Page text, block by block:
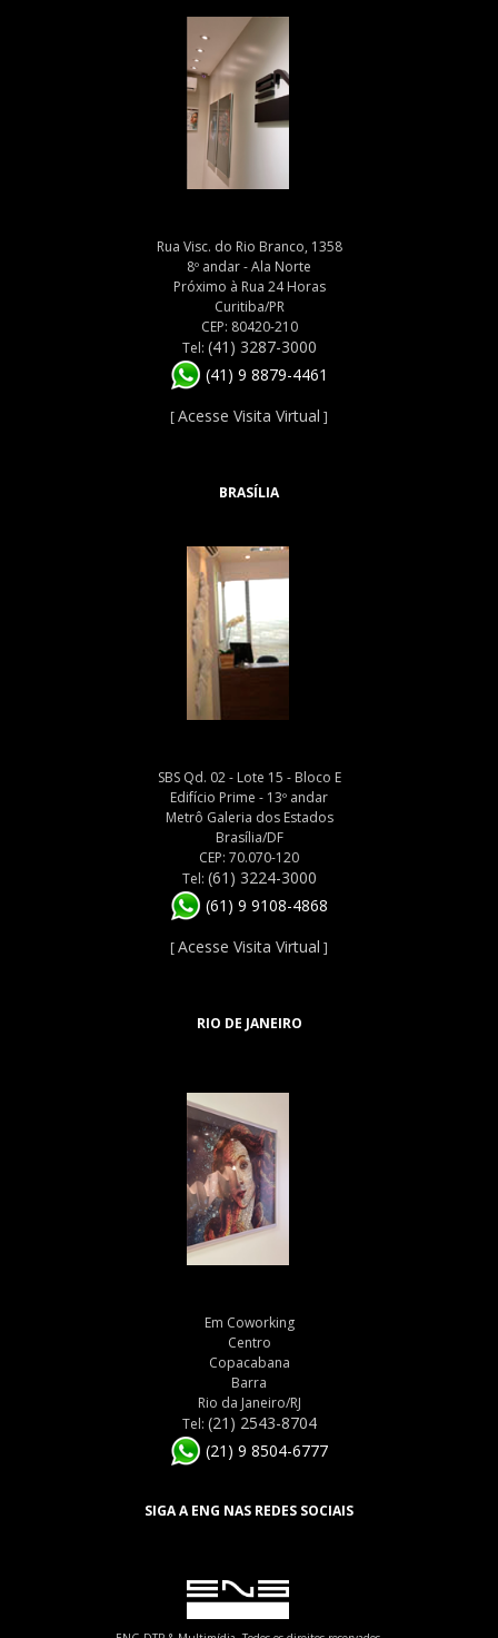
Rua Visc. do Rio Branco, 1358
8º andar - Ala Norte
Próximo à Rua 24 Horas
Curitiba/PR
CEP: 80420-210
Tel: (41) 3287-3000
(41) 9 8879-4461
[Acesse Visita Virtual ]
BRASÍLIA
SBS Qd. 02 - Lote 15 - Bloco E
Edifício Prime - 13º andar
Metrô Galeria dos Estados
Brasília/DF
CEP: 70.070-120
Tel: (61) 3224-3000
(61) 9 9108-4868
[Acesse Visita Virtual ]
RIO DE JANEIRO
Em Coworking
Centro
Copacabana
Barra
Rio da Janeiro/RJ
Tel: (21) 2543-8704
(21) 9 8504-6777
SIGA A ENG NAS REDES SOCIAIS